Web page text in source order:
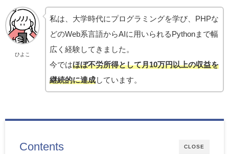
ひよこ
私は、大学時代にプログラミングを学び、PHPな
どのWeb系言語からAIに用いられるPythonまで幅
広く経験してきました。
今ではほぼ不労所得として月10万円以上の収益を
継続的に達成しています。
CLOSE
Contents